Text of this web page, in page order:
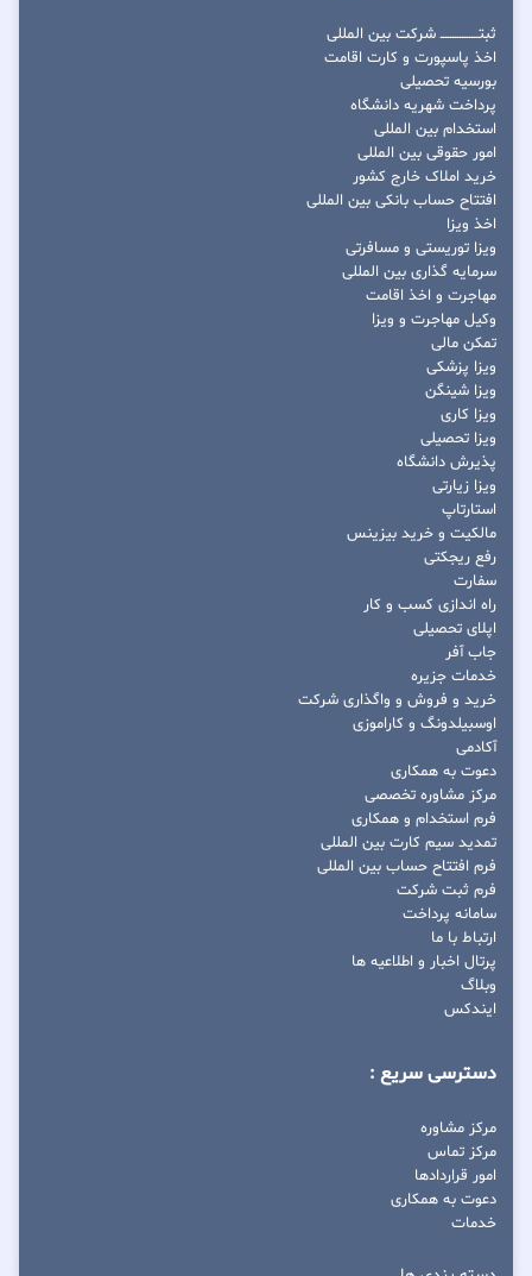
ثبتــــــــــــــــ شرکت بین المللی
اخذ پاسپورت و کارت اقامت
بورسیه تحصیلی
پرداخت شهریه دانشگاه
استخدام بین المللی
امور حقوقی بین المللی
خرید املاک خارج کشور
افتتاح حساب بانکی بین المللی
اخذ ویزا
ویزا توریستی و مسافرتی
سرمایه گذاری بین المللی
مهاجرت و اخذ اقامت
وکیل مهاجرت و ویزا
تمکن مالی
ویزا پزشکی
ویزا شینگن
ویزا کاری
ویزا تحصیلی
پذیرش دانشگاه
ویزا زیارتی
استارتاپ
مالکیت و خرید بیزینس
رفع ریجکتی
سفارت
راه اندازی کسب و کار
اپلای تحصیلی
جاب آفر
خدمات جزیره
خرید و فروش و واگذاری شرکت
اوسبیلدونگ و کاراموزی
آکادمی
دعوت به همکاری
مرکز مشاوره تخصصی
فرم استخدام و همکاری
تمدید سیم کارت بین المللی
فرم افتتاح حساب بین المللی
فرم ثبت شرکت
سامانه پرداخت
ارتباط با ما
پرتال اخبار و اطلاعیه ها
وبلاگ
ایندکس
دسترسی سریع :
مرکز مشاوره
مرکز تماس
امور قراردادها
دعوت به همکاری
خدمات